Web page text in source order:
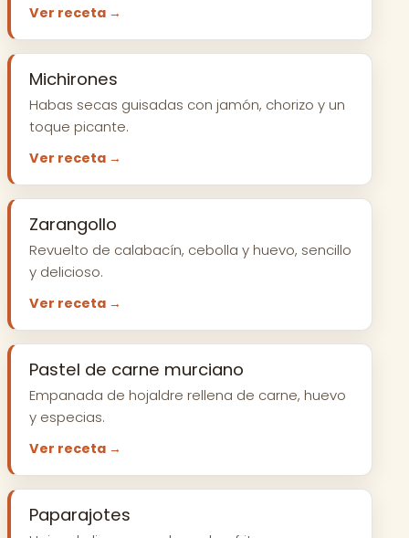
Ver receta →
Michirones
Habas secas guisadas con jamón, chorizo y un
toque picante.
Ver receta →
Zarangollo
Revuelto de calabacín, cebolla y huevo, sencillo
y delicioso.
Ver receta →
Pastel de carne murciano
Empanada de hojaldre rellena de carne, huevo
y especias.
Ver receta →
Paparajotes